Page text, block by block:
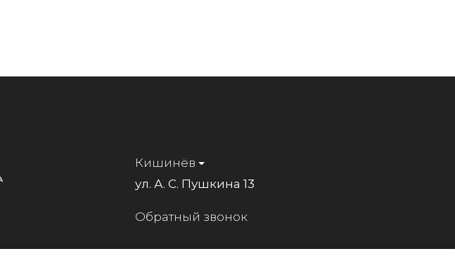
Кишинёв
ул. А. С. Пушкина 13
Обратный звонок